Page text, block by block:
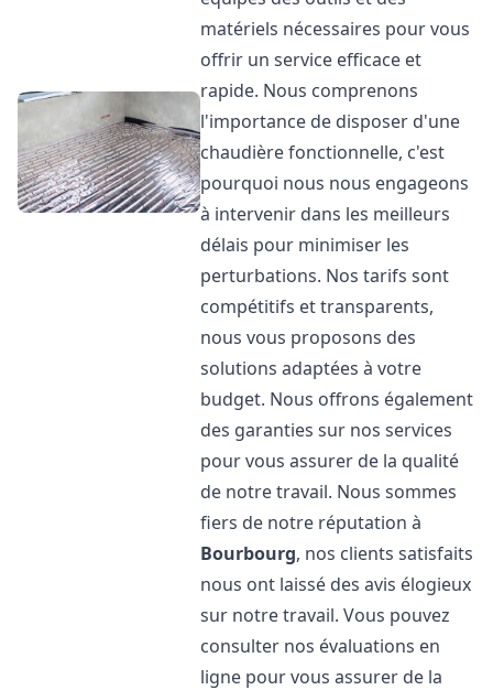
matériels nécessaires pour vous
offrir un service efficace et
rapide. Nous comprenons
l'importance de disposer d'une
chaudière fonctionnelle, c'est
pourquoi nous nous engageons
à intervenir dans les meilleurs
délais pour minimiser les
perturbations. Nos tarifs sont
compétitifs et transparents,
nous vous proposons des
solutions adaptées à votre
budget. Nous offrons également
des garanties sur nos services
pour vous assurer de la qualité
de notre travail. Nous sommes
fiers de notre réputation à
Bourbourg, nos clients satisfaits
nous ont laissé des avis élogieux
sur notre travail. Vous pouvez
consulter nos évaluations en
ligne pour vous assurer de la